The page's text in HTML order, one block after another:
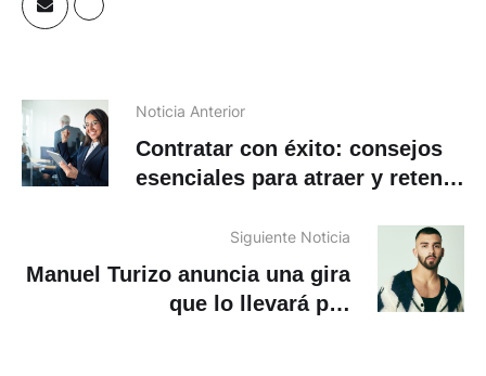
Noticia Anterior
Contratar con éxito: consejos
esenciales para atraer y retener
Siguiente Noticia
Manuel Turizo anuncia una gira
que lo llevará por